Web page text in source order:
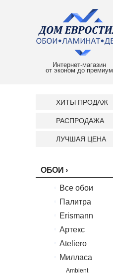
Интернет-магазин
от эконом до премиум
ХИТЫ ПРОДАЖ
РАСПРОДАЖА
ЛУЧШАЯ ЦЕНА
ОБОИ
Все обои
Палитра
Палитра
Erismann
Erismann
Артекс
Артекс
Ateliero
Ateliero
Милласа
Ambient